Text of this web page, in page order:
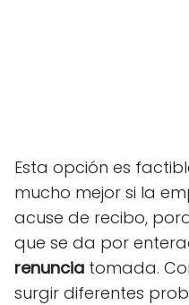
Esta opción es
mucho mejor si la
acuse de recibo,
que se da por
renuncia tomada.
surgir diferentes